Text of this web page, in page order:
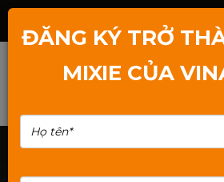
ĐĂNG KÝ TRỞ
MIXIE CỦA